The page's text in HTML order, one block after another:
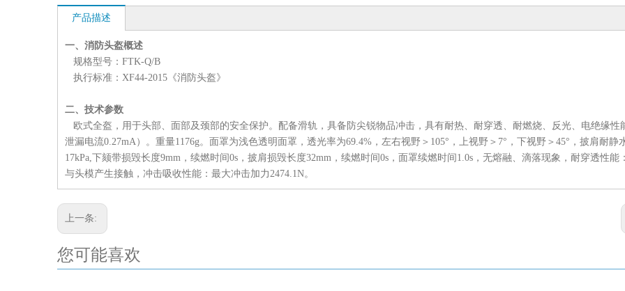
产品描述
一、消防头盔概述
规格型号：FTK-Q/B
执行标准：XF44-2015《消防头盔》
二、技术参数
欧式全盔，用于头部、面部及颈部的安全保护。配备滑轨，具备防尖锐物品冲击，具有耐热、耐穿透、耐燃烧、反光、电绝缘性
泄漏电流0.27mA）。重量1176g。面罩为浅色透明面罩，透光率为69.4%，左右视野＞105°，上视野＞7°，下视野＞45°，披肩耐静
17kPa,下颏带损毁长度9mm，续燃时间0s，披肩损毁长度32mm，续燃时间0s，面罩续燃时间1.0s，无熔融、滴落现象，耐穿透性能
与头模产生接触，冲击吸收性能：最大冲击加力2474.1N。
上一条:
您可能喜欢